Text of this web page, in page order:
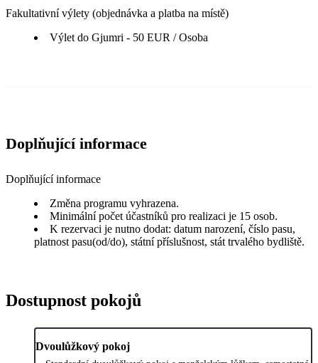
Fakultativní výlety (objednávka a platba na místě)
Výlet do Gjumri - 50 EUR / Osoba
Doplňující informace
Doplňující informace
Změna programu vyhrazena.
Minimální počet účastníků pro realizaci je 15 osob.
K rezervaci je nutno dodat: datum narození, číslo pasu,
platnost pasu(od/do), státní příslušnost, stát trvalého bydliště.
Dostupnost pokojů
Dvoulůžkový pokoj